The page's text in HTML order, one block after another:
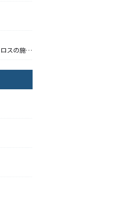
4/11～19に岐阜で特殊クロスの施工をしました。